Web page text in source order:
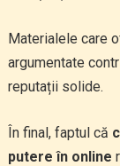
Materialele care
argumentate
reputații solide.
În final, faptul că
putere în online